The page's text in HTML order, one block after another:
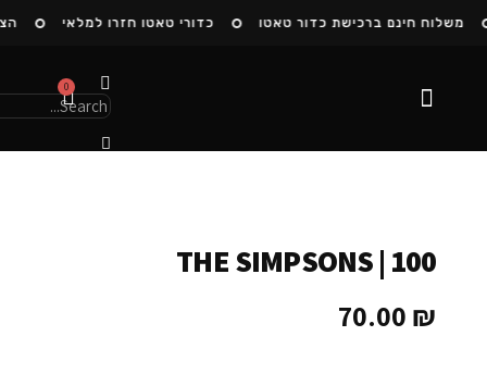
משלוח חינם ברכישת כדור טאטו כדורי טאטו חזרו למלאי
0
THE SIMPSONS | 100
70.00 ₪